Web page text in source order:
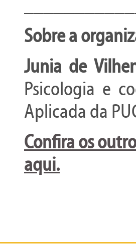
Sobre a
Junia de
Psicologia e
Aplicada da
Confira os
aqui.